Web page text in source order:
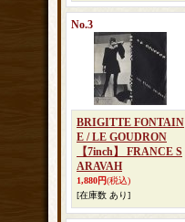
No.3
BRIGITTE FONTAIN
E / LE GOUDRON
【7inch】 FRANCE S
ARAVAH
1,880円(税込)
[在庫数 あり]